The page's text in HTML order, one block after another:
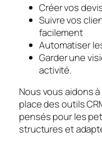
Créer vos
Suivre vos
facilement
Automatiser
Garder une
activité.
Nous vous aidons
place des outils
pensés pour les
structures et